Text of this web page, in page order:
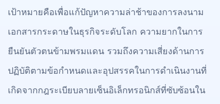
เป้าหมายคือเพื่อแก้ปัญหาความล่าช้าของการลงนาม
เอกสารกระดาษในธุรกิจระดับโลก ความยากในการ
ยืนยันตัวตนข้ามพรมแดน รวมถึงความเสี่ยงด้านการ
ปฏิบัติตามข้อกำหนดและอุปสรรคในการดำเนินงานที่
เกิดจากกฎระเบียบลายเซ็นอิเล็กทรอนิกส์ที่ซับซ้อนใน